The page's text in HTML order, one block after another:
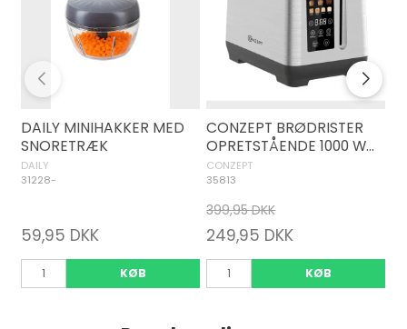
DAILY MINIHAKKER MED
SNORETRÆK
DAILY
31228-
59,95 DKK
KØB
CONZEPT BRØDRISTER
OPRETSTÅENDE 1000 W
MED DIGITAL DISPLAY
CONZEPT
35813
399,95 DKK
249,95 DKK
KØB